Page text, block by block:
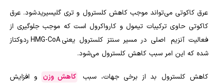
عرق کاکوتی می‌تواند موجب کاهش کلسترول و تری گلیسیرید شود. عرق
کاکوتی حاوی ترکیبات تیمول و کارواکرول است که موجب جلوگیری از
فعالیت آنزیم اصلی در مسیر سنتز کلسترول یعنیHMG-CoA ردوکتاز
شده که این امر سبب کاهش کلسترول می‌شود.
کاهش کلسترول بد از برخی جهات، سبب کاهش وزن
و افزایش